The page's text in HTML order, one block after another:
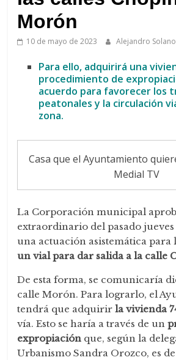
Arahal
Morón
10 de mayo de 2023 Alejandro
Para ello, adquirirá una
procedimiento de
acuerdo para favorecer los
peatonales y la circulación
zona.
Casa que el Ayuntamiento
Medial TV
La Corporación municipal
extraordinario del pasado
una actuación asistemática para l
un vial para dar salida a la calle
De esta forma, se comunicaría
calle Morón. Para lograrlo, el
tendrá que adquirirla vivienda
vía. Esto se haría a través de un
expropiación que, según la
Urbanismo Sandra Orozco, es